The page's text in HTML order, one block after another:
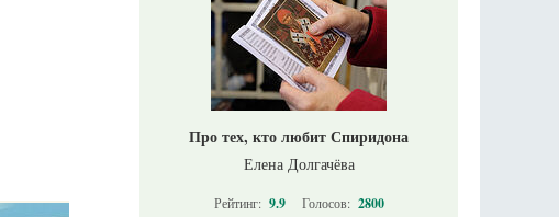
Про тех, кто любит Спиридона
Елена Долгачёва
Рейтинг: 9.9 Голосов: 2800